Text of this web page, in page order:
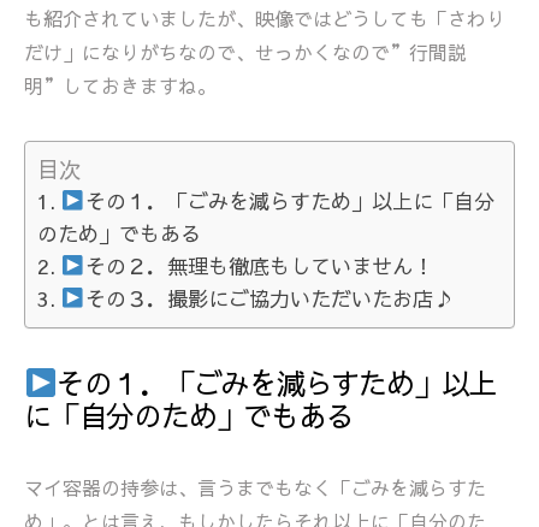
も紹介されていましたが、映像ではどうしても「さわり
だけ」になりがちなので、せっかくなので”行間説
明”しておきますね。
目次
その１．「ごみを減らすため」以上に「自分
のため」でもある
その２．無理も徹底もしていません！
その３．撮影にご協力いただいたお店♪
その１．「ごみを減らすため」以上
に「自分のため」でもある
マイ容器の持参は、言うまでもなく「ごみを減らすた
め」。とは言え、もしかしたらそれ以上に「自分のた